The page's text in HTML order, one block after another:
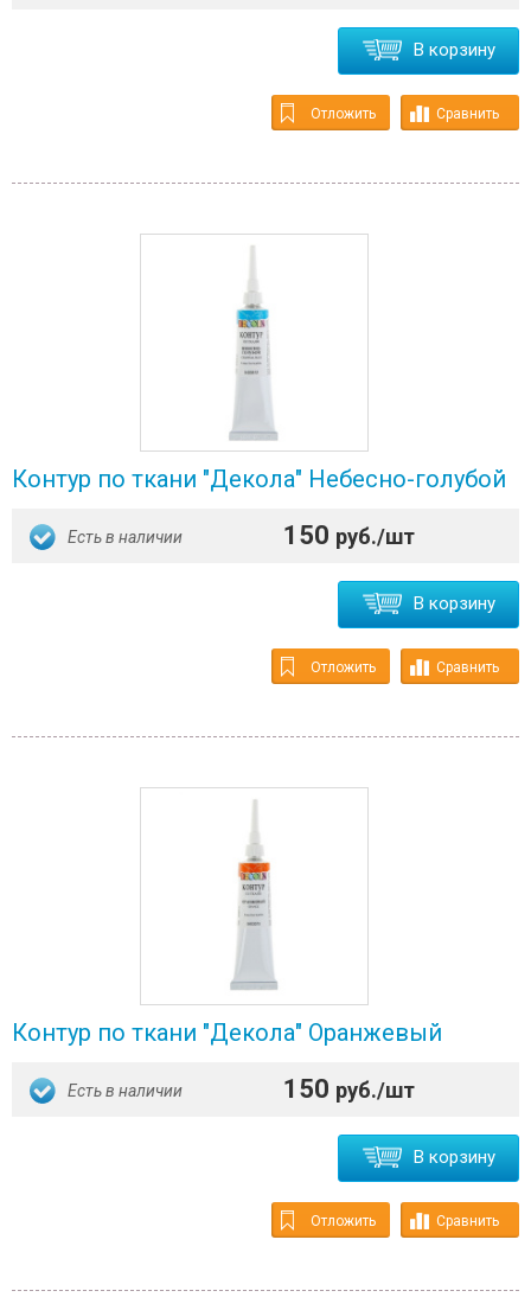
В корзину
Отложить Сравнить
Контур по ткани "Декола" Небесно-голубой
Есть в наличии 150 руб./шт
В корзину
Отложить Сравнить
Контур по ткани "Декола" Оранжевый
Есть в наличии 150 руб./шт
В корзину
Отложить Сравнить